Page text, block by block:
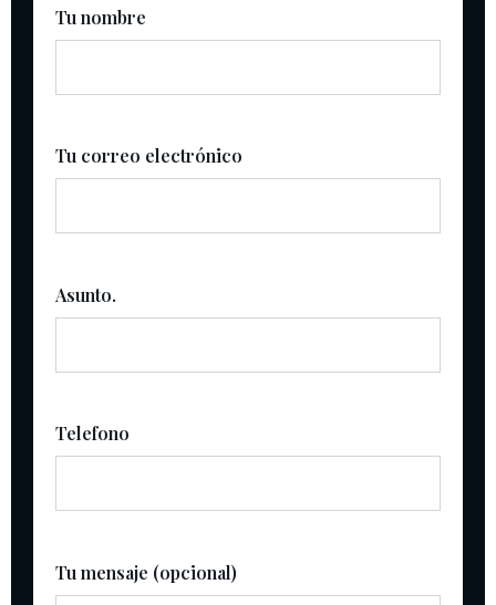
Tu nombre
Tu correo electrónico
Asunto.
Telefono
Tu mensaje (opcional)